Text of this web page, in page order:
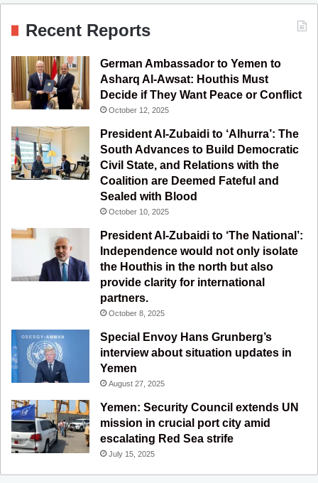
o
k
u
b
e
a
r
a
m
g
a
m
Recent Reports
German Ambassador to Yemen to
Asharq Al-Awsat: Houthis Must
Decide if They Want Peace or Conflict
October 12, 2025
President Al-Zubaidi to ‘Alhurra’: The
South Advances to Build Democratic
Civil State, and Relations with the
Coalition are Deemed Fateful and
Sealed with Blood
October 10, 2025
President Al-Zubaidi to ‘The National’:
Independence would not only isolate
the Houthis in the north but also
provide clarity for international
partners.
October 8, 2025
Special Envoy Hans Grunberg’s
interview about situation updates in
Yemen
August 27, 2025
Yemen: Security Council extends UN
mission in crucial port city amid
escalating Red Sea strife
July 15, 2025